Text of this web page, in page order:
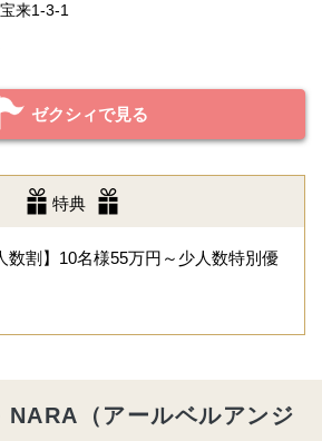
来1-3-1
ゼクシィで見る
特典
数割】10名様55万円～少人数特別優
（アールベルアンジ